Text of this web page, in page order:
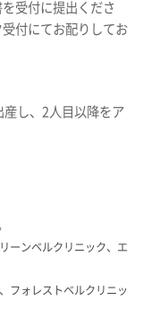
受付に提出くださ
付にてお配りしてお
し、2人目以降をア
ーンベルクリニック、エ
フォレストベルクリニッ